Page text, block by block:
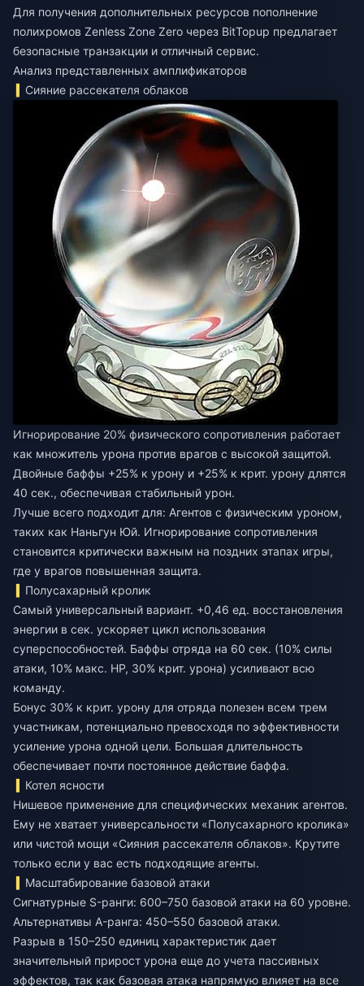
Для получения дополнительных ресурсов пополнение
полихромов Zenless Zone Zero через BitTopup предлагает
безопасные транзакции и отличный сервис.
Анализ представленных амплификаторов
Сияние рассекателя облаков
Игнорирование 20% физического сопротивления работает
как множитель урона против врагов с высокой защитой.
Двойные баффы +25% к урону и +25% к крит. урону длятся
40 сек., обеспечивая стабильный урон.
Лучше всего подходит для: Агентов с физическим уроном,
таких как Наньгун Юй. Игнорирование сопротивления
становится критически важным на поздних этапах игры,
где у врагов повышенная защита.
Полусахарный кролик
Самый универсальный вариант. +0,46 ед. восстановления
энергии в сек. ускоряет цикл использования
суперспособностей. Баффы отряда на 60 сек. (10% силы
атаки, 10% макс. HP, 30% крит. урона) усиливают всю
команду.
Бонус 30% к крит. урону для отряда полезен всем трем
участникам, потенциально превосходя по эффективности
усиление урона одной цели. Большая длительность
обеспечивает почти постоянное действие баффа.
Котел ясности
Нишевое применение для специфических механик агентов.
Ему не хватает универсальности «Полусахарного кролика»
или чистой мощи «Сияния рассекателя облаков». Крутите
только если у вас есть подходящие агенты.
Масштабирование базовой атаки
Сигнатурные S-ранги: 600–750 базовой атаки на 60 уровне.
Альтернативы A-ранга: 450–550 базовой атаки.
Разрыв в 150–250 единиц характеристик дает
значительный прирост урона еще до учета пассивных
эффектов, так как базовая атака напрямую влияет на все